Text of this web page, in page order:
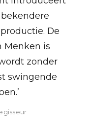
De
Menken is
zonder
swingende